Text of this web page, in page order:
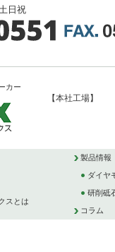
日祝
カー
【本社工場】
スとは
製品情報
ダイヤ
研削砥
コラム